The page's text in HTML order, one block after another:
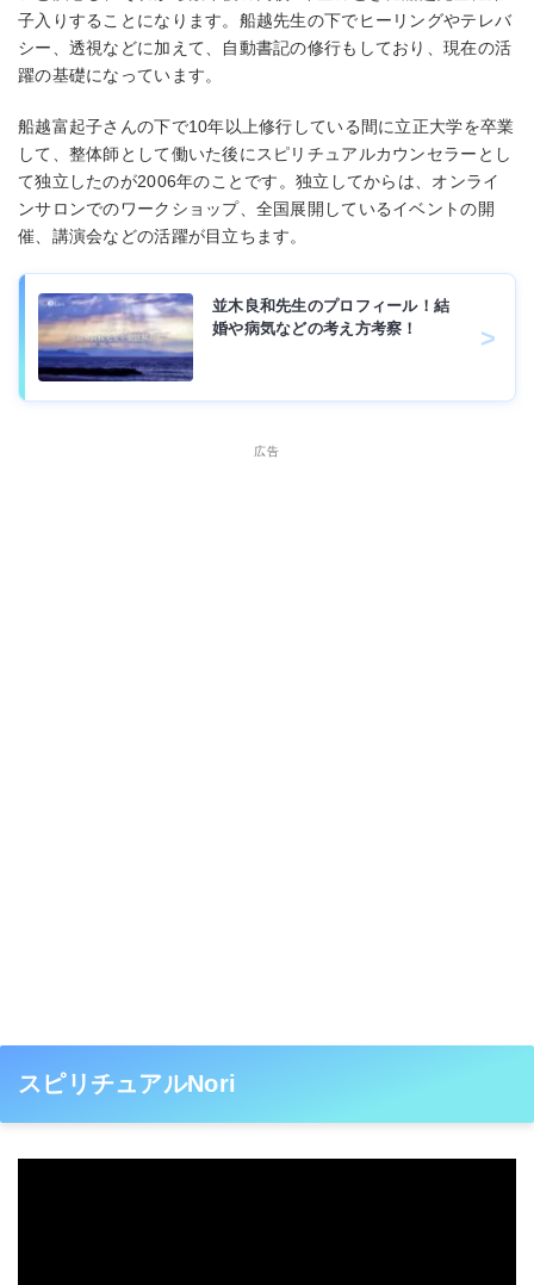
子入りすることになります。船越先生の下でヒーリングやテレバ
シー、透視などに加えて、自動書記の修行もしており、現在の活
躍の基礎になっています。
船越富起子さんの下で10年以上修行している間に立正大学を卒業
して、整体師として働いた後にスピリチュアルカウンセラーとし
て独立したのが2006年のことです。独立してからは、オンライ
ンサロンでのワークショップ、全国展開しているイベントの開
催、講演会などの活躍が目立ちます。
並木良和先生のプロフィール！結
婚や病気などの考え方考察！
広告
スピリチュアルNori